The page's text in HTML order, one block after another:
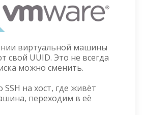
виртуальной машины
свой UUID. Это не всегда
можно сменить.
на хост, где живёт
переходим в её